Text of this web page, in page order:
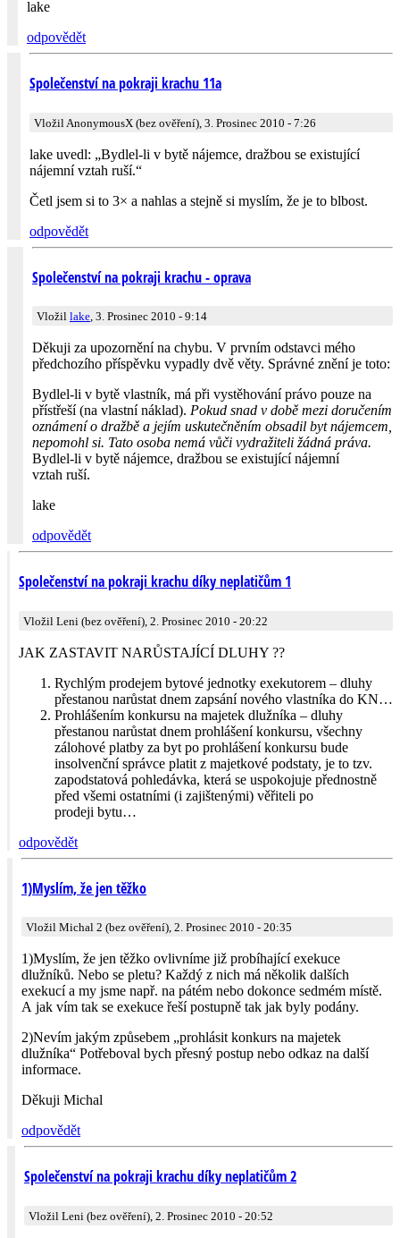
lake
odpovědět
Společenství na pokraji krachu 11a
Vložil AnonymousX (bez ověření), 3. Prosinec 2010 - 7:26
lake uvedl: „Bydlel-li v bytě nájemce, dražbou se existující
nájemní vztah ruší.“
Četl jsem si to 3× a nahlas a stejně si myslím, že je to blbost.
odpovědět
Společenství na pokraji krachu - oprava
Vložil lake, 3. Prosinec 2010 - 9:14
Děkuji za upozornění na chybu. V prvním odstavci mého
předchozího příspěvku vypadly dvě věty. Správné znění je toto:
Bydlel-li v bytě vlastník, má při vystěhování právo pouze na
přístřeší (na vlastní náklad). Pokud snad v době mezi doručením
oznámení o dražbě a jejím uskutečněním obsadil byt nájemcem,
nepomohl si. Tato osoba nemá vůči vydražiteli žádná práva.
Bydlel-li v bytě nájemce, dražbou se existující nájemní
vztah ruší.
lake
odpovědět
Společenství na pokraji krachu díky neplatičům 1
Vložil Leni (bez ověření), 2. Prosinec 2010 - 20:22
JAK ZASTAVIT NARŮSTAJÍCÍ DLUHY ??
Rychlým prodejem bytové jednotky exekutorem – dluhy
přestanou narůstat dnem zapsání nového vlastníka do KN…
Prohlášením konkursu na majetek dlužníka – dluhy
přestanou narůstat dnem prohlášení konkursu, všechny
zálohové platby za byt po prohlášení konkursu bude
insolvenční správce platit z majetkové podstaty, je to tzv.
zapodstatová pohledávka, která se uspokojuje přednostně
před všemi ostatními (i zajištenými) věřiteli po
prodeji bytu…
odpovědět
1)Myslím, že jen těžko
Vložil Michal 2 (bez ověření), 2. Prosinec 2010 - 20:35
1)Myslím, že jen těžko ovlivníme již probíhající exekuce
dlužníků. Nebo se pletu? Každý z nich má několik dalších
exekucí a my jsme např. na pátém nebo dokonce sedmém místě.
A jak vím tak se exekuce řeší postupně tak jak byly podány.
2)Nevím jakým způsebem „prohlásit konkurs na majetek
dlužníka“ Potřeboval bych přesný postup nebo odkaz na další
informace.
Děkuji Michal
odpovědět
Společenství na pokraji krachu díky neplatičům 2
Vložil Leni (bez ověření), 2. Prosinec 2010 - 20:52